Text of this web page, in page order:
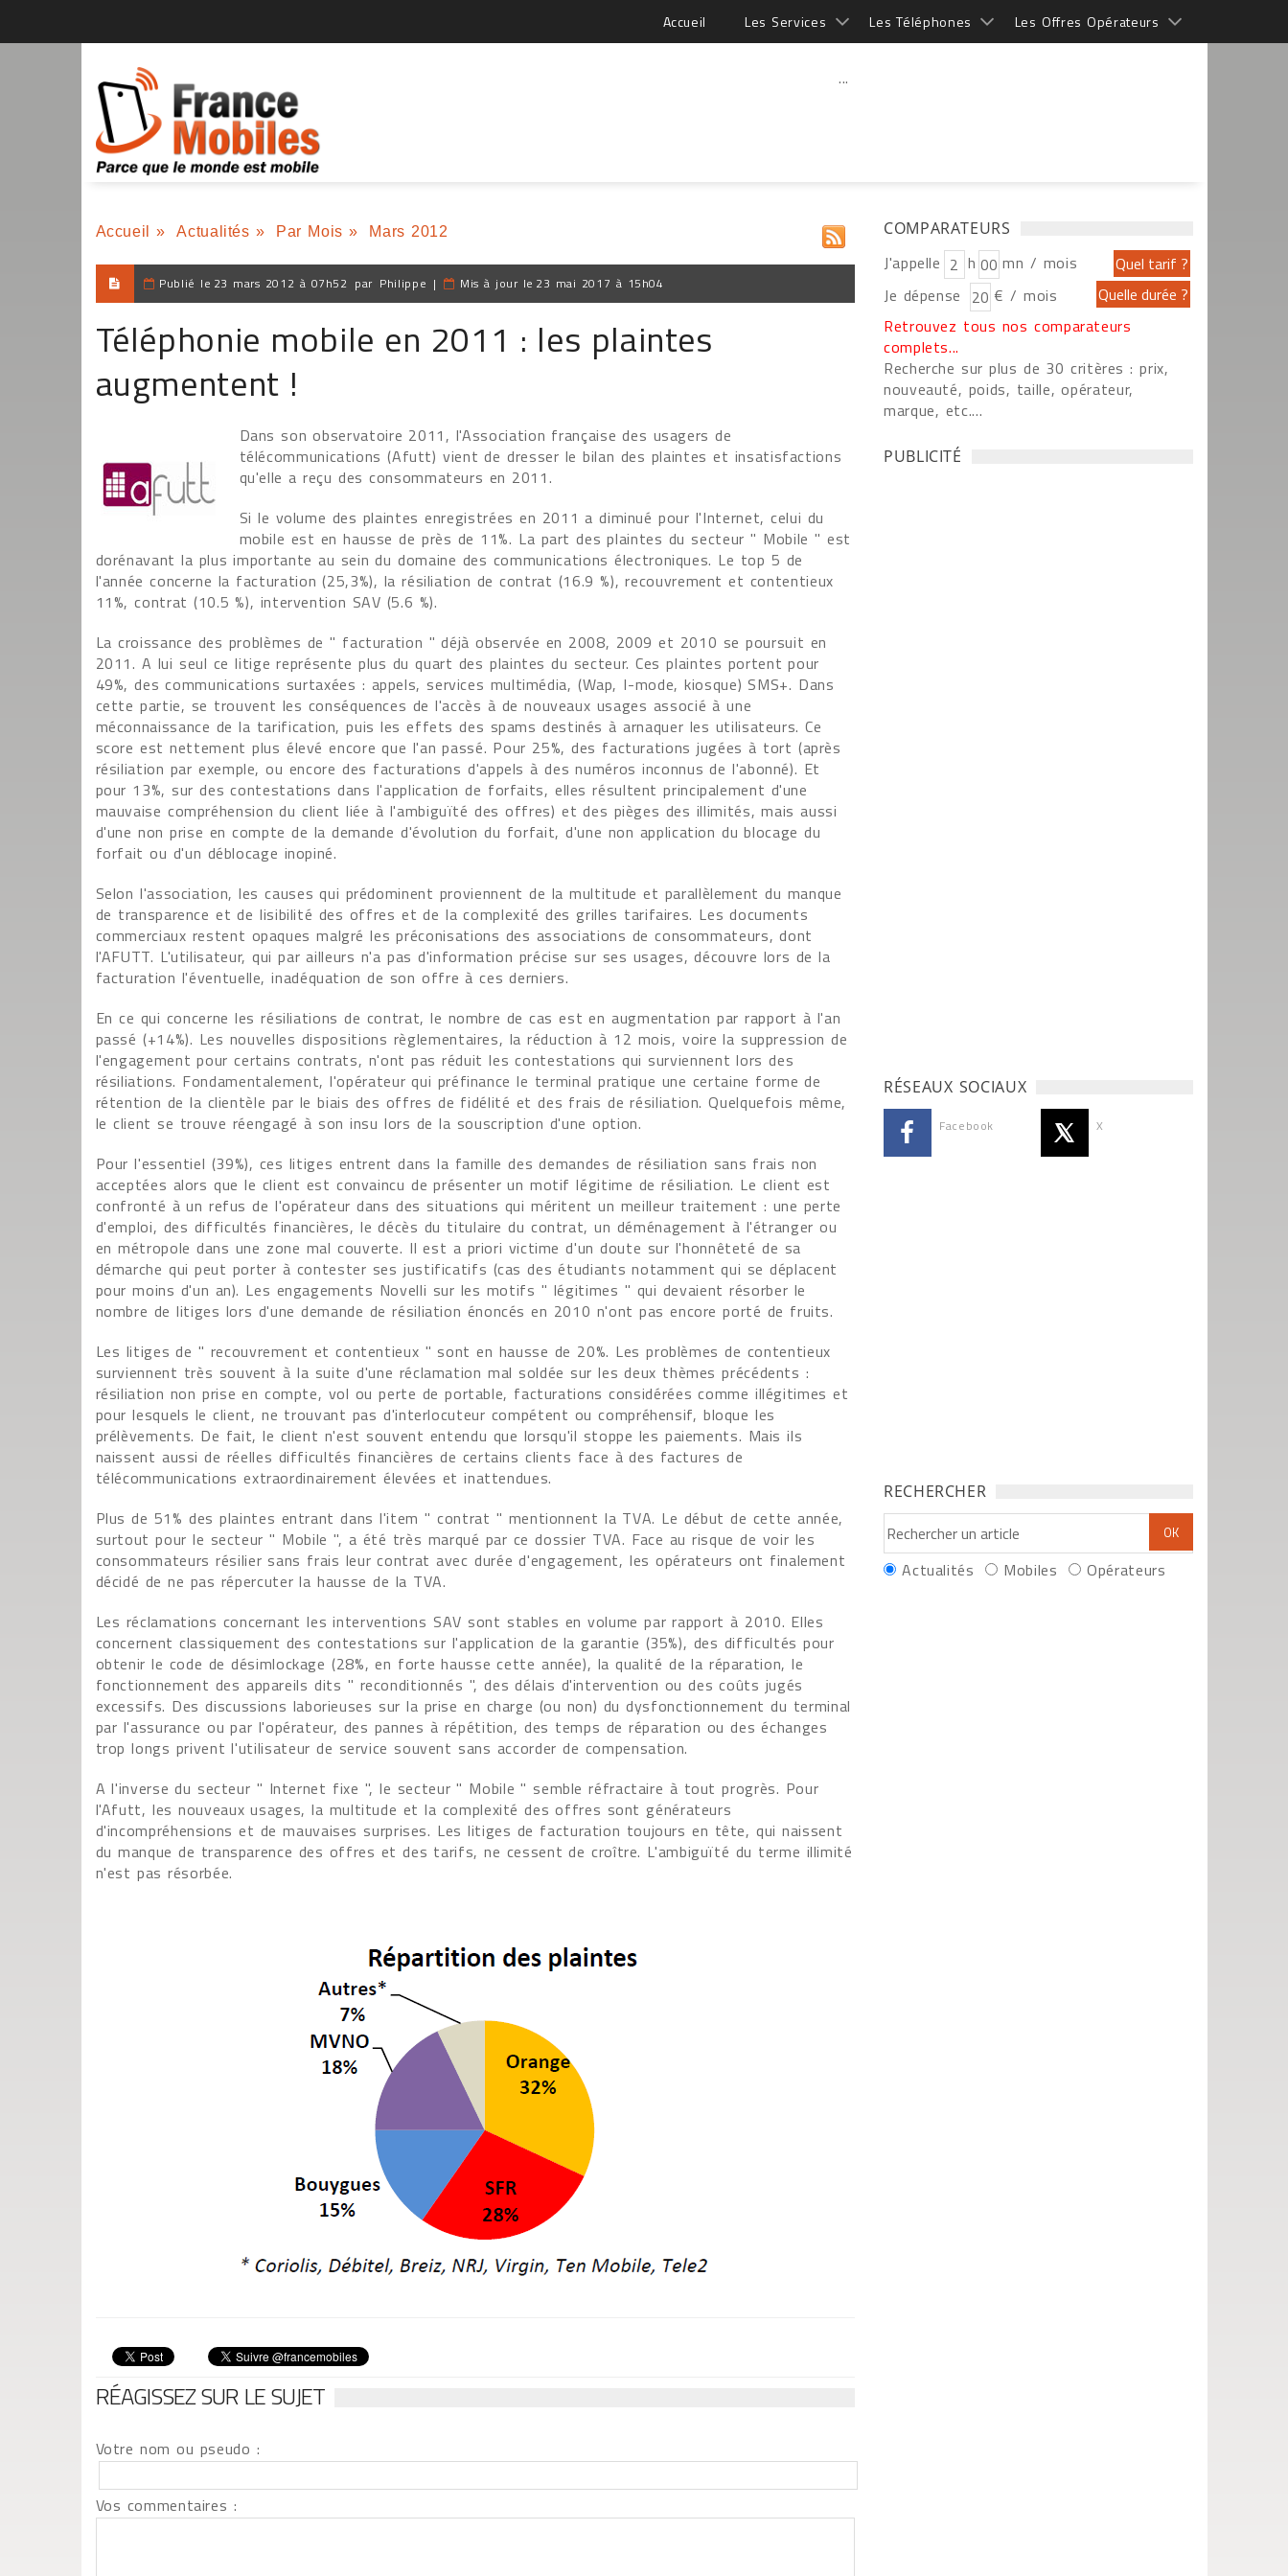
Accueil Les Services Les Téléphones Les Offres Opérateurs
...
Accueil » Actualités » Par Mois » Mars 2012
Publié le 23 mars 2012 à 07h52 par Philippe | Mis à jour le 23 mai 2017 à 15h04
Téléphonie mobile en 2011 : les plaintes
augmentent !
Dans son observatoire 2011, l'Association française des usagers de
télécommunications (Afutt) vient de dresser le bilan des plaintes et insatisfactions
qu'elle a reçu des consommateurs en 2011.
Si le volume des plaintes enregistrées en 2011 a diminué pour l'Internet, celui du
mobile est en hausse de près de 11%. La part des plaintes du secteur " Mobile " est
dorénavant la plus importante au sein du domaine des communications électroniques. Le top 5 de
l'année concerne la facturation (25,3%), la résiliation de contrat (16.9 %), recouvrement et contentieux
11%, contrat (10.5 %), intervention SAV (5.6 %).
La croissance des problèmes de " facturation " déjà observée en 2008, 2009 et 2010 se poursuit en
2011. A lui seul ce litige représente plus du quart des plaintes du secteur. Ces plaintes portent pour
49%, des communications surtaxées : appels, services multimédia, (Wap, I-mode, kiosque) SMS+. Dans
cette partie, se trouvent les conséquences de l'accès à de nouveaux usages associé à une
méconnaissance de la tarification, puis les effets des spams destinés à arnaquer les utilisateurs. Ce
score est nettement plus élevé encore que l'an passé. Pour 25%, des facturations jugées à tort (après
résiliation par exemple, ou encore des facturations d'appels à des numéros inconnus de l'abonné). Et
pour 13%, sur des contestations dans l'application de forfaits, elles résultent principalement d'une
mauvaise compréhension du client liée à l'ambiguïté des offres) et des pièges des illimités, mais aussi
d'une non prise en compte de la demande d'évolution du forfait, d'une non application du blocage du
forfait ou d'un déblocage inopiné.
Selon l'association, les causes qui prédominent proviennent de la multitude et parallèlement du manque
de transparence et de lisibilité des offres et de la complexité des grilles tarifaires. Les documents
commerciaux restent opaques malgré les préconisations des associations de consommateurs, dont
l'AFUTT. L'utilisateur, qui par ailleurs n'a pas d'information précise sur ses usages, découvre lors de la
facturation l'éventuelle, inadéquation de son offre à ces derniers.
En ce qui concerne les résiliations de contrat, le nombre de cas est en augmentation par rapport à l'an
passé (+14%). Les nouvelles dispositions règlementaires, la réduction à 12 mois, voire la suppression de
l'engagement pour certains contrats, n'ont pas réduit les contestations qui surviennent lors des
résiliations. Fondamentalement, l'opérateur qui préfinance le terminal pratique une certaine forme de
rétention de la clientèle par le biais des offres de fidélité et des frais de résiliation. Quelquefois même,
le client se trouve réengagé à son insu lors de la souscription d'une option.
Pour l'essentiel (39%), ces litiges entrent dans la famille des demandes de résiliation sans frais non
acceptées alors que le client est convaincu de présenter un motif légitime de résiliation. Le client est
confronté à un refus de l'opérateur dans des situations qui méritent un meilleur traitement : une perte
d'emploi, des difficultés financières, le décès du titulaire du contrat, un déménagement à l'étranger ou
en métropole dans une zone mal couverte. Il est a priori victime d'un doute sur l'honnêteté de sa
démarche qui peut porter à contester ses justificatifs (cas des étudiants notamment qui se déplacent
pour moins d'un an). Les engagements Novelli sur les motifs " légitimes " qui devaient résorber le
nombre de litiges lors d'une demande de résiliation énoncés en 2010 n'ont pas encore porté de fruits.
Les litiges de " recouvrement et contentieux " sont en hausse de 20%. Les problèmes de contentieux
surviennent très souvent à la suite d'une réclamation mal soldée sur les deux thèmes précédents :
résiliation non prise en compte, vol ou perte de portable, facturations considérées comme illégitimes et
pour lesquels le client, ne trouvant pas d'interlocuteur compétent ou compréhensif, bloque les
prélèvements. De fait, le client n'est souvent entendu que lorsqu'il stoppe les paiements. Mais ils
naissent aussi de réelles difficultés financières de certains clients face à des factures de
télécommunications extraordinairement élevées et inattendues.
Plus de 51% des plaintes entrant dans l'item " contrat " mentionnent la TVA. Le début de cette année,
surtout pour le secteur " Mobile ", a été très marqué par ce dossier TVA. Face au risque de voir les
consommateurs résilier sans frais leur contrat avec durée d'engagement, les opérateurs ont finalement
décidé de ne pas répercuter la hausse de la TVA.
Les réclamations concernant les interventions SAV sont stables en volume par rapport à 2010. Elles
concernent classiquement des contestations sur l'application de la garantie (35%), des difficultés pour
obtenir le code de désimlockage (28%, en forte hausse cette année), la qualité de la réparation, le
fonctionnement des appareils dits " reconditionnés ", des délais d'intervention ou des coûts jugés
excessifs. Des discussions laborieuses sur la prise en charge (ou non) du dysfonctionnement du terminal
par l'assurance ou par l'opérateur, des pannes à répétition, des temps de réparation ou des échanges
trop longs privent l'utilisateur de service souvent sans accorder de compensation.
A l'inverse du secteur " Internet fixe ", le secteur " Mobile " semble réfractaire à tout progrès. Pour
l'Afutt, les nouveaux usages, la multitude et la complexité des offres sont générateurs
d'incompréhensions et de mauvaises surprises. Les litiges de facturation toujours en tête, qui naissent
du manque de transparence des offres et des tarifs, ne cessent de croître. L'ambiguïté du terme illimité
n'est pas résorbée.
RÉAGISSEZ SUR LE SUJET
Votre nom ou pseudo :
Vos commentaires :
COMPARATEURS
J'appelle h
mn / mois
Je dépense
€ / mois
Retrouvez tous nos comparateurs
complets...
Recherche sur plus de 30 critères : prix,
nouveauté, poids, taille, opérateur,
marque, etc....
PUBLICITÉ
RÉSEAUX SOCIAUX
Facebook X
RECHERCHER
Actualités Mobiles Opérateurs